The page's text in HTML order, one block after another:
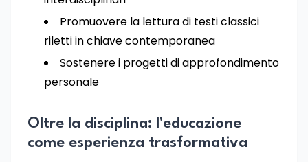
Promuovere la lettura di testi classici
riletti in chiave contemporanea
Sostenere i progetti di approfondimento
personale
Oltre la disciplina: l'educazione
come esperienza trasformativa